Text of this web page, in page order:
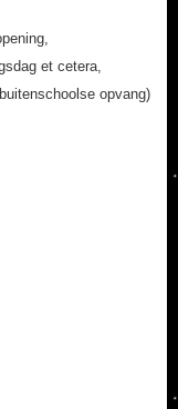
et cetera,
opvang)